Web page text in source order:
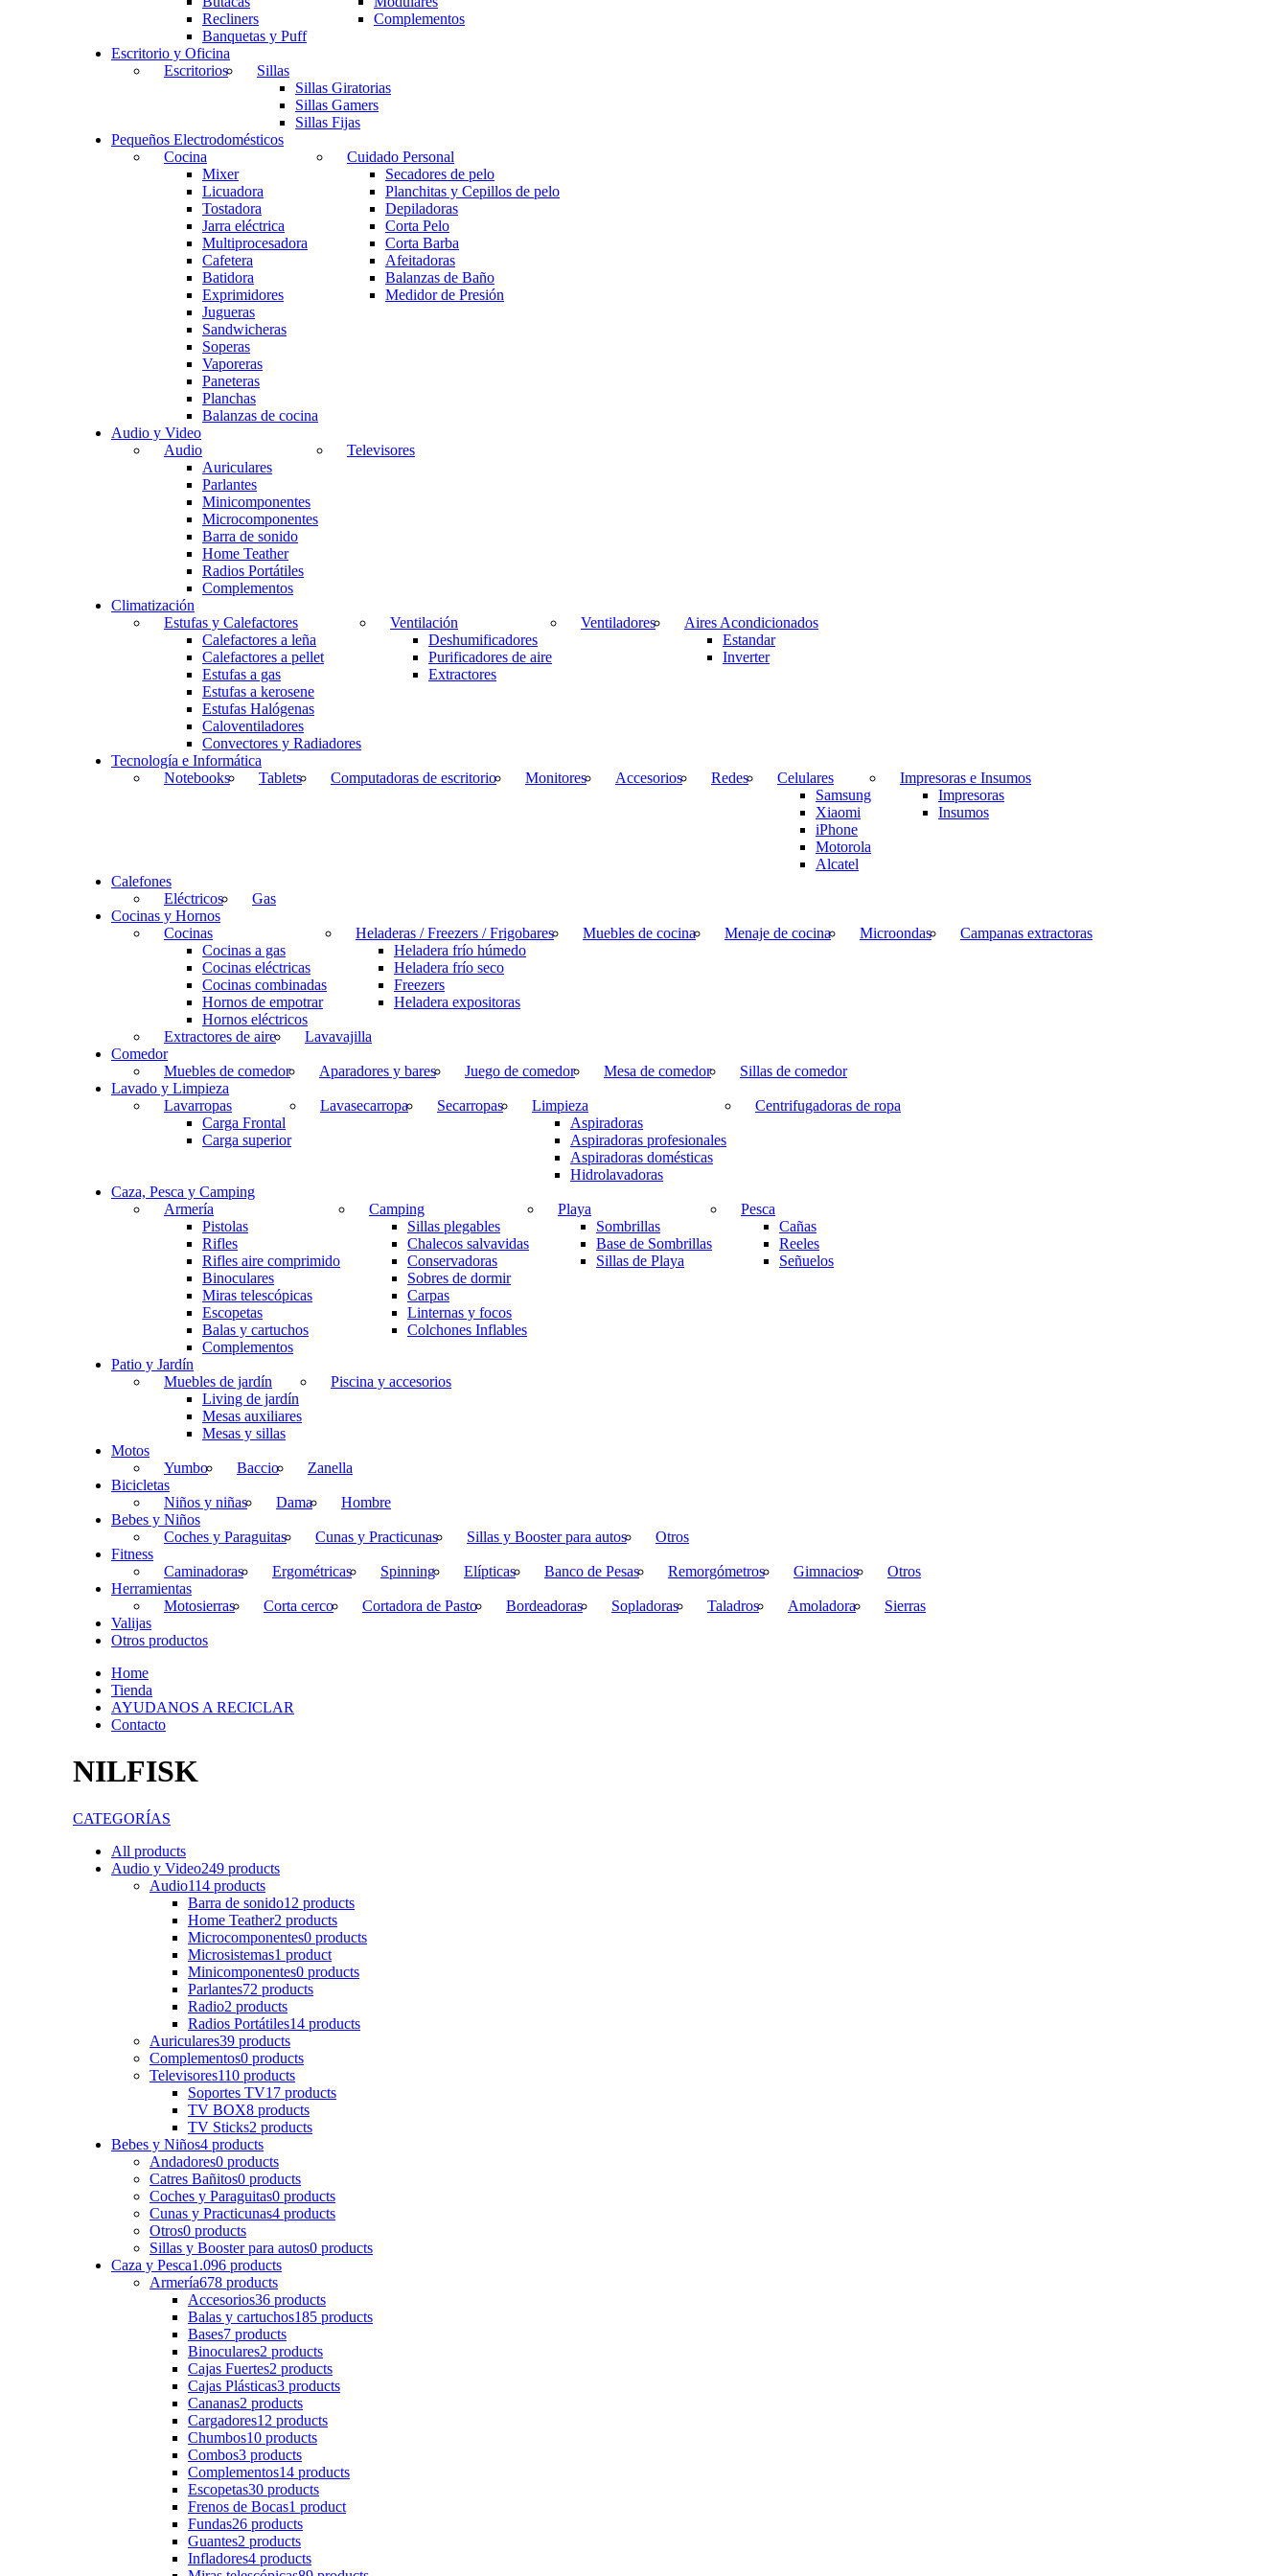
Recliners
Banquetas y Puff
Complementos
Escritorio y Oficina
Escritorios
Sillas
Sillas Giratorias
Sillas Gamers
Sillas Fijas
Pequeños Electrodomésticos
Cocina
Mixer
Licuadora
Tostadora
Jarra eléctrica
Multiprocesadora
Cafetera
Batidora
Exprimidores
Jugueras
Sandwicheras
Soperas
Vaporeras
Paneteras
Planchas
Balanzas de cocina
Cuidado Personal
Secadores de pelo
Planchitas y Cepillos de pelo
Depiladoras
Corta Pelo
Corta Barba
Afeitadoras
Balanzas de Baño
Medidor de Presión
Audio y Video
Audio
Auriculares
Parlantes
Minicomponentes
Microcomponentes
Barra de sonido
Home Teather
Radios Portátiles
Complementos
Televisores
Climatización
Estufas y Calefactores
Calefactores a leña
Calefactores a pellet
Estufas a gas
Estufas a kerosene
Estufas Halógenas
Caloventiladores
Convectores y Radiadores
Ventilación
Deshumificadores
Purificadores de aire
Extractores
Ventiladores
Aires Acondicionados
Estandar
Inverter
Tecnología e Informática
Notebooks
Tablets Computadoras de escritorio Monitores Accesorios Redes
Celulares
Samsung
Xiaomi
iPhone
Motorola
Alcatel
Impresoras e Insumos
Impresoras
Insumos
Calefones
Eléctricos
Gas
Cocinas y Hornos
Cocinas
Cocinas a gas
Cocinas eléctricas
Cocinas combinadas
Hornos de empotrar
Hornos eléctricos
Heladeras / Freezers / Frigobares
Heladera frío húmedo
Heladera frío seco
Freezers
Heladera expositoras
Muebles de cocina Menaje de cocina Microondas Campanas extractoras
Extractores de aire
Lavavajilla
Comedor
Muebles de comedor
Aparadores y bares Juego de comedor Mesa de comedor
Sillas de comedor
Lavado y Limpieza
Lavarropas
Carga Frontal
Carga superior
Lavasecarropa Secarropas
Limpieza
Aspiradoras
Aspiradoras profesionales
Aspiradoras domésticas
Hidrolavadoras
Centrifugadoras de ropa
Caza, Pesca y Camping
Armería
Pistolas
Rifles
Rifles aire comprimido
Binoculares
Miras telescópicas
Escopetas
Balas y cartuchos
Complementos
Camping
Sillas plegables
Chalecos salvavidas
Conservadoras
Sobres de dormir
Carpas
Linternas y focos
Colchones Inflables
Playa
Sombrillas
Base de Sombrillas
Sillas de Playa
Pesca
Cañas
Reeles
Señuelos
Patio y Jardín
Muebles de jardín
Living de jardín
Mesas auxiliares
Mesas y sillas
Piscina y accesorios
Motos
Yumbo
Baccio
Zanella
Bicicletas
Niños y niñas
Dama
Hombre
Bebes y Niños
Coches y Paraguitas
Cunas y Practicunas Sillas y Booster para autos
Otros
Fitness
Caminadoras
Ergométricas Spinning Elípticas Banco de Pesas Remorgómetros Gimnacios
Otros
Herramientas
Motosierras
Corta cerco Cortadora de Pasto Bordeadoras Sopladoras Taladros Amoladora
Sierras
Valijas
Otros productos
Home
Tienda
AYUDANOS A RECICLAR
Contacto
NILFISK
CATEGORÍAS
All products
Audio y Video249 products
Audio114 products
Barra de sonido12 products
Home Teather2 products
Microcomponentes0 products
Microsistemas1 product
Minicomponentes0 products
Parlantes72 products
Radio2 products
Radios Portátiles14 products
Auriculares39 products
Complementos0 products
Televisores110 products
Soportes TV17 products
TV BOX8 products
TV Sticks2 products
Bebes y Niños4 products
Andadores0 products
Catres Bañitos0 products
Coches y Paraguitas0 products
Cunas y Practicunas4 products
Otros0 products
Sillas y Booster para autos0 products
Caza y Pesca1.096 products
Armería678 products
Accesorios36 products
Balas y cartuchos185 products
Bases7 products
Binoculares2 products
Cajas Fuertes2 products
Cajas Plásticas3 products
Cananas2 products
Cargadores12 products
Chumbos10 products
Combos3 products
Complementos14 products
Escopetas30 products
Frenos de Bocas1 product
Fundas26 products
Guantes2 products
Infladores4 products